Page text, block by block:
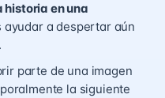
en una
a despertar aún
parte de una imagen
la siguiente